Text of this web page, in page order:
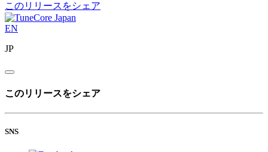
このリリースをシェア
EN
JP
このリリースをシェア
SNS